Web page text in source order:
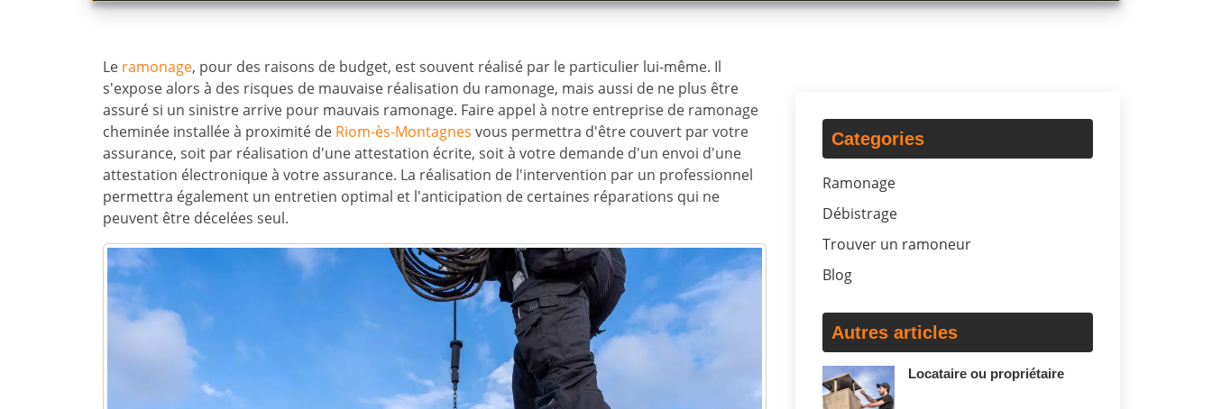
Le ramonage, pour des raisons de budget, est souvent réalisé par le particulier lui-même. Il
s'expose alors à des risques de mauvaise réalisation du ramonage, mais aussi de ne plus être
assuré si un sinistre arrive pour mauvais ramonage. Faire appel à notre entreprise de ramonage
cheminée installée à proximité de Riom-ès-Montagnes vous permettra d'être couvert par votre
assurance, soit par réalisation d'une attestation écrite, soit à votre demande d'un envoi d'une
attestation électronique à votre assurance. La réalisation de l'intervention par un professionnel
permettra également un entretien optimal et l'anticipation de certaines réparations qui ne
peuvent être décelées seul.
Categories
Ramonage
Débistrage
Trouver un ramoneur
Blog
Autres articles
Locataire ou propriétaire